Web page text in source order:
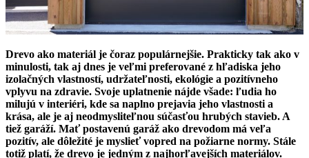
Drevo ako materiál je čoraz populárnejšie. Prakticky tak ako v
minulosti, tak aj dnes je veľmi preferované z hľadiska jeho
izolačných vlastností, udržateľnosti, ekológie a pozitívneho
vplyvu na zdravie. Svoje uplatnenie nájde všade: ľudia ho
milujú v interiéri, kde sa naplno prejavia jeho vlastnosti a
krása, ale je aj neodmysliteľnou súčasťou hrubých stavieb. A
tiež garáží. Mať postavenú garáž ako drevodom má veľa
pozitív, ale dôležité je myslieť vopred na požiarne normy. Stále
totiž platí, že drevo je jedným z najhorľavejších materiálov.